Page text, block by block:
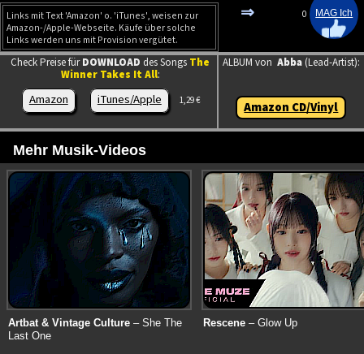
Links mit Text 'Amazon' o. 'iTunes', weisen zur
Amazon-/Apple-Webseite. Käufe über solche
Links werden uns mit Provision vergütet.
⇒ 0
Check Preise fürDOWNLOAD des Songs The
Winner Takes It All:
Amazon iTunes/Apple 1,29 €
ALBUM von Abba(Lead-Artist):
Amazon CD/Vinyl
Mehr Musik-Videos
Artbat & Vintage Culture – She The
Last One
Rescene – Glow Up